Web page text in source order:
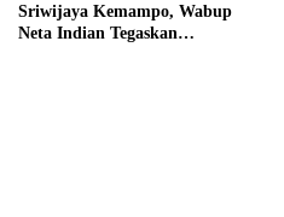
Sriwijaya Kemampo, Wabup
Neta Indian Tegaskan